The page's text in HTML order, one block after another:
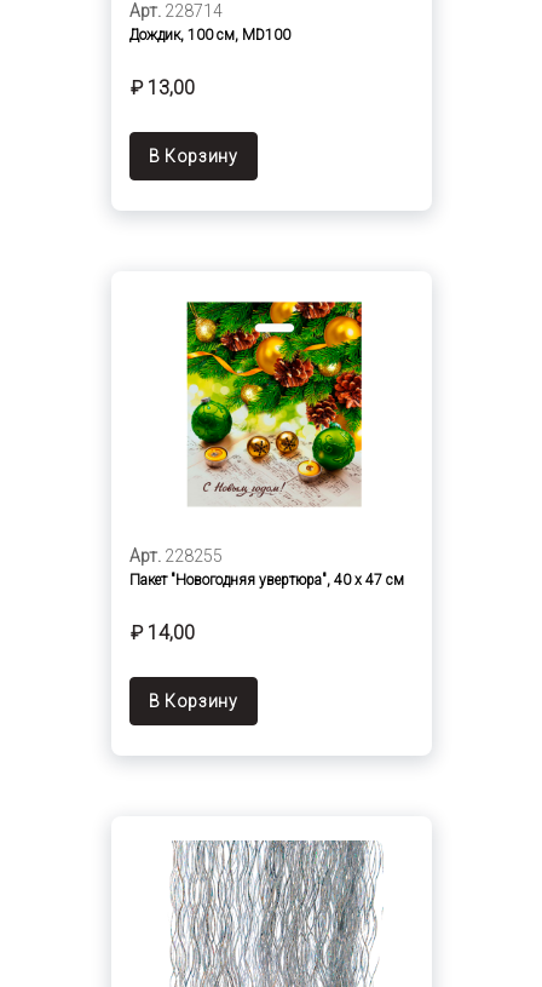
Арт. 228714
Дождик, 100 см, MD100
₽ 13,00
В Корзину
Арт. 228255
Пакет "Новогодняя увертюра", 40 х 47 см
₽ 14,00
В Корзину